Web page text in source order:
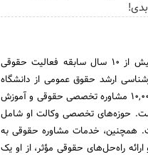
بدی!
مرتضی حلیمی، وکیل پایه یک دادگستری و کارشناس ارشد حقوق خصوصی با بیش از 10 سال سابقه فعالیت حقوقی
ارشد حقوق عمومی از دانشگاه
تهران است. او رتبه سوم آزمون وکالت استان البرز را کسب کرده و با ارائه بیش از 10,000 مشاوره تخصصی حقوقی و آموزش
است. حوزه‌های تخصصی وکالت او شامل
همچنین، خدمات مشاوره حقوقی به
راه‌حل‌های حقوقی مؤثر، از او یک